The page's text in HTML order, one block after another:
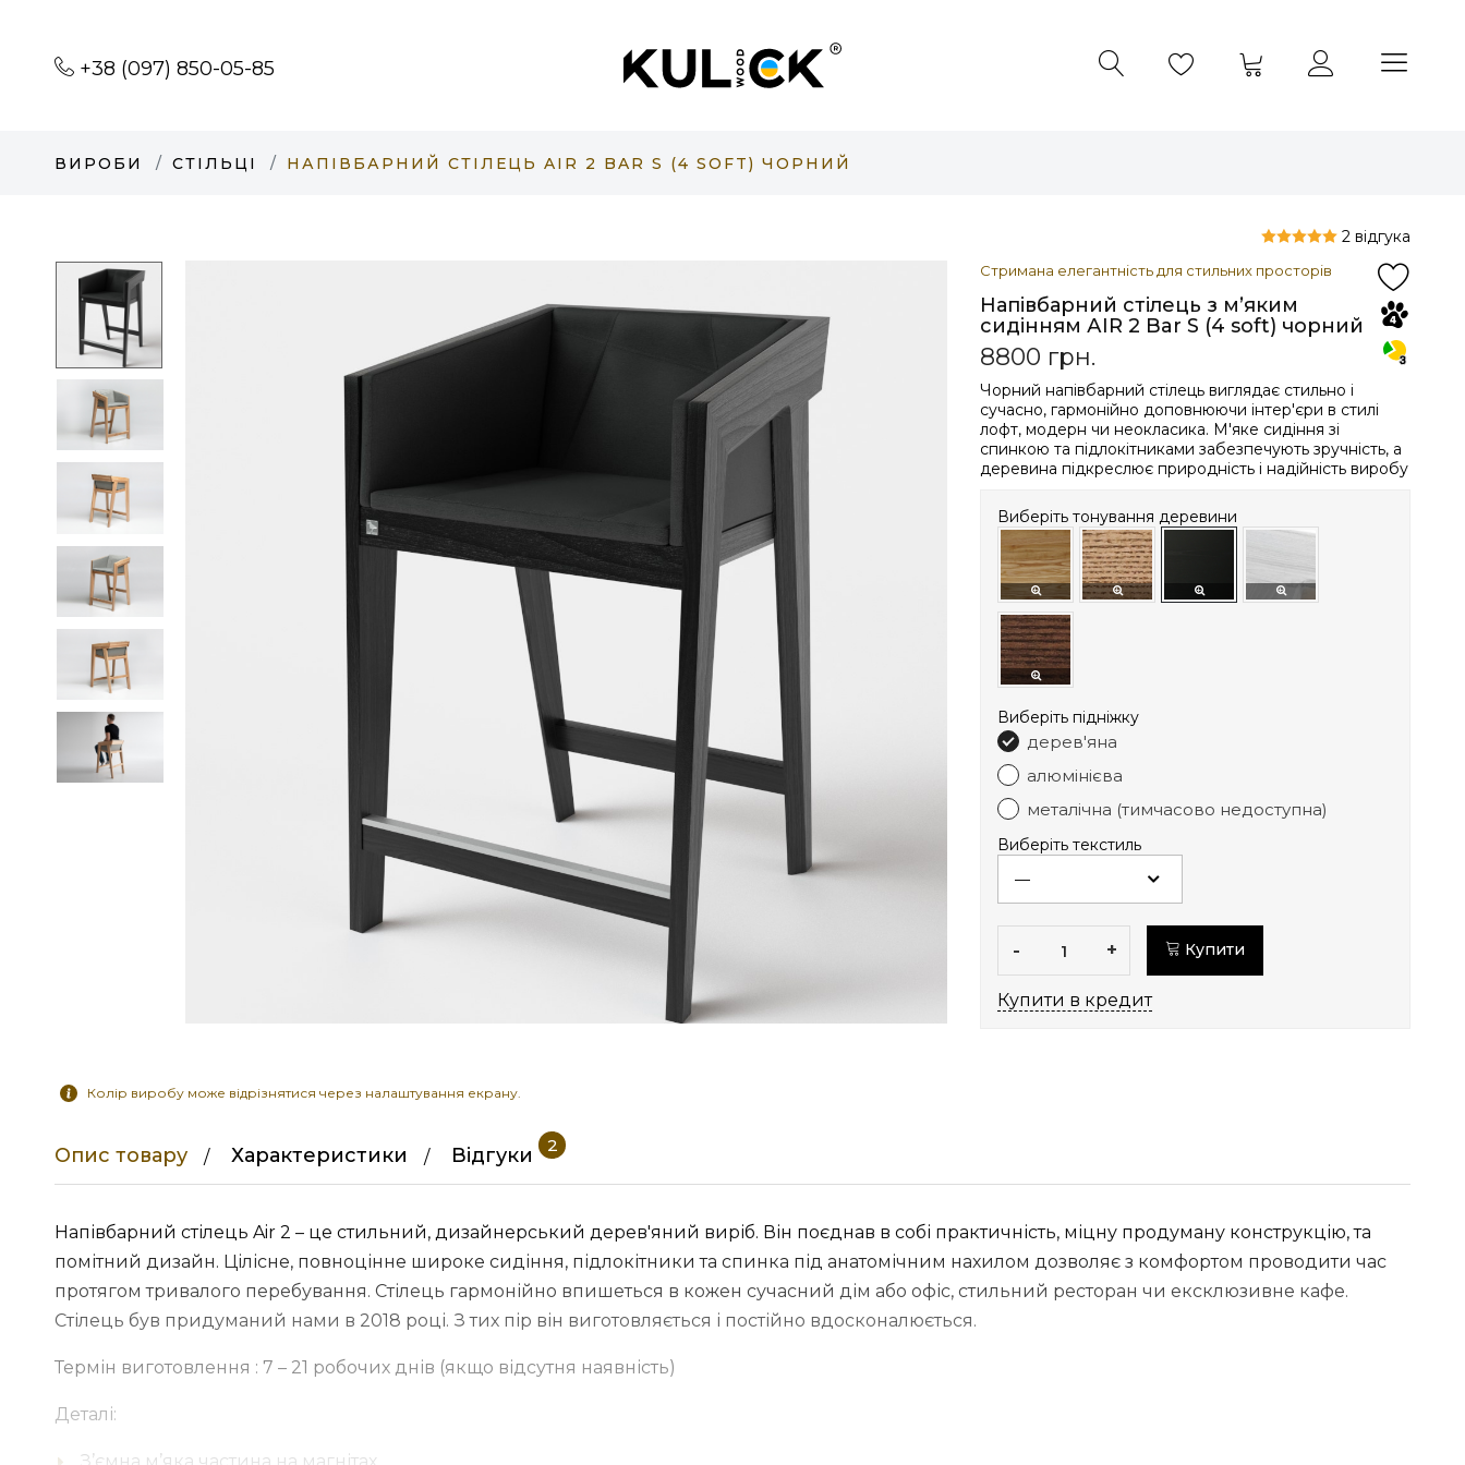
+38 (097) 850-05-85
ВИРОБИ СТІЛЬЦІ НАПІВБАРНИЙ СТІЛЕЦЬ AIR 2 BAR S (4 SOFT) ЧОРНИЙ
Колір виробу може відрізнятися через налаштування екрану.
Стримана елегантність для стильних просторів
Напівбарний стілець з мʼяким
сидінням АIR 2 Bar S (4 soft) чорний
2 відгука
8800 грн.
Чорний напівбарний стілець виглядає стильно і
сучасно, гармонійно доповнюючи інтер'єри в стилі
лофт, модерн чи неокласика. М'яке сидіння зі
спинкою та підлокітниками забезпечують зручність, а
деревина підкреслює природність і надійність виробу
Виберіть тонування деревини
Виберіть підніжку
дерев'яна
алюмінієва
металічна (тимчасово недоступна)
Виберіть текстиль
- + Купити
Купити в кредит
Опис товару Характеристики Відгуки 2
Напівбарний стілець Air 2 – це стильний, дизайнерський дерев'яний виріб. Він поєднав в собі практичність, міцну продуману конструкцію, та
помітний дизайн. Цілісне, повноцінне широке сидіння, підлокітники та спинка під анатомічним нахилом дозволяє з комфортом проводити час
протягом тривалого перебування. Стілець гармонійно впишеться в кожен сучасний дім або офіс, стильний ресторан чи ексклюзивне кафе.
Стілець був придуманий нами в 2018 році. З тих пір він виготовляється і постійно вдосконалюється.
Термін виготовлення : 7 – 21 робочих днів (якщо відсутня наявність)
Деталі: